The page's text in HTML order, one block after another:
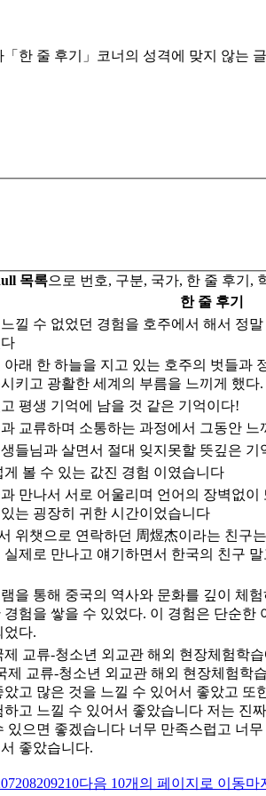
한 줄 후기」코너의 성격에 맞지 않는
목록으로 번호, 구분, 국가, 한 줄 후기,
한 줄 후기
낄 수 없었던 경험을 호주에서 해서 정
아래 한 하늘을 지고 있는 호주의 벗들과
키고 광활한 세계의 부름을 느끼게 했다.
평생 기억에 남을 것 같은 기억이다!
교류하며 소통하는 과정에서 그동안
들님과 살면서 절대 잊지못할 뜻깊은 기
게 볼 수 있는 값진 경험 이였습니다
만나서 서로 어울리며 언어의 장벽없
는 굉장히 귀한 시간이었습니다
위챗으로 연락하던 周煜杰이라는 친구
실제로 만나고 얘기하면서 한국의 친구
을 통해 중국의 역사와 문화를 깊이 체
경험을 쌓을 수 있었다. 이 경험은 단순한
었다.
제 교류-청소년 외교관 해외 현장체험학
제 교류-청소년 외교관 해외 현장체험학
았고 많은 것을 느낄 수 있어서 좋았고 또
하고 느낄 수 있어서 좋았습니다 저는 진
있으면 좋겠습니다 너무 만족스럽고 너
좋았습니다.
208209210다음 10개의 페이지로 이동마